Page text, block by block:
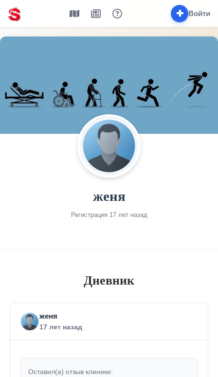
✚ Войти
женя
Регистрация 17 лет назад
Дневник
женя
17 лет назад
Оставил(а) отзыв клинике: